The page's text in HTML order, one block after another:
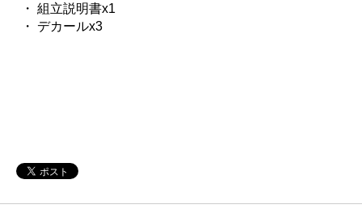
・ 組立説明書x1
・ デカールx3